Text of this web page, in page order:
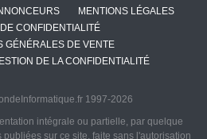
MENTIONS LÉGALES
CONFIDENTIALITÉ
GÉNÉRALES DE VENTE
DE LA CONFIDENTIALITÉ
1997-2026
intégrale ou partielle, par quelque
sur ce site, faite sans l'autorisation